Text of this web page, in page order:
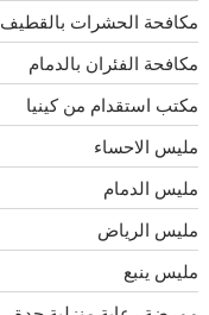
مكافحة الحشرات بالقطيف
مكافحة الفئران بالدمام
مكتب استقدام من كينيا
مليس الاحساء
مليس الدمام
مليس الرياض
مليس ينبع